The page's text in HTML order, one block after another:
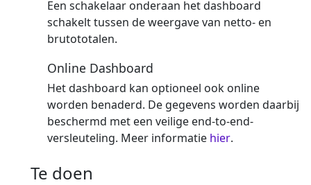
Een schakelaar onderaan het dashboard
schakelt tussen de weergave van netto- en
brutototalen.
Online Dashboard
Het dashboard kan optioneel ook online
worden benaderd. De gegevens worden daarbij
beschermd met een veilige end-to-end-
versleuteling. Meer informatie hier.
Te doen